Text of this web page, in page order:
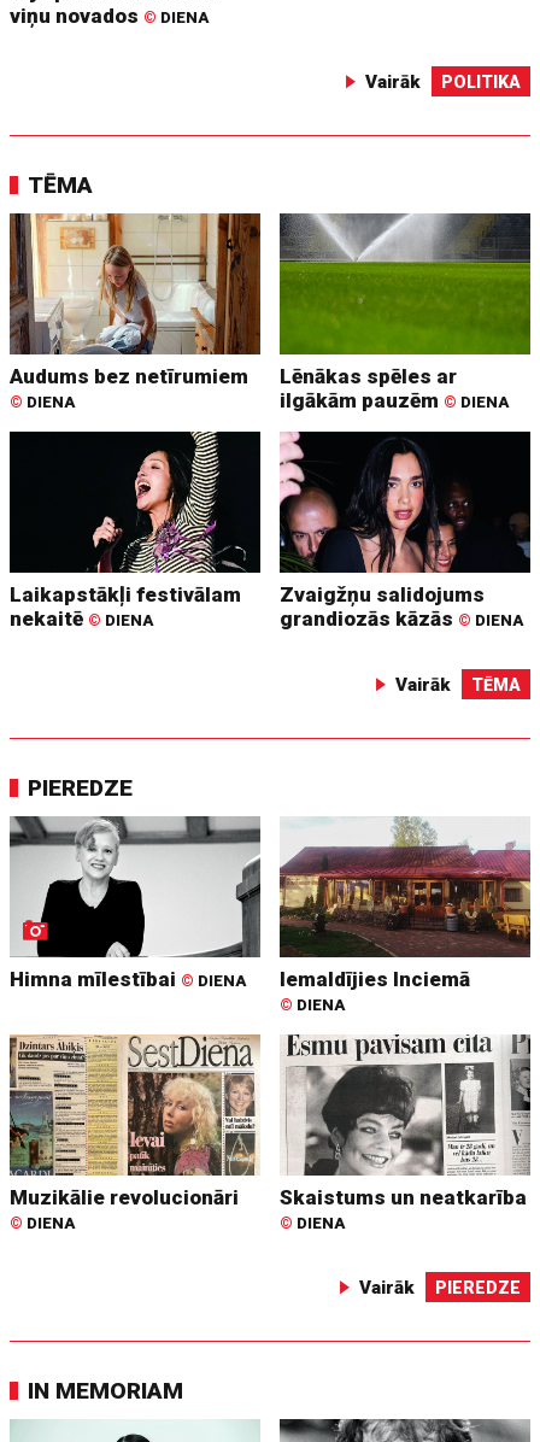
viņu novados © DIENA
Vairāk POLITIKA
TĒMA
Audums bez netīrumiem
© DIENA
Lēnākas spēles ar
ilgākām pauzēm © DIENA
Laikapstākļi festivālam
nekaitē © DIENA
Zvaigžņu salidojums
grandiozās kāzās © DIENA
Vairāk TĒMA
PIEREDZE
Himna mīlestībai © DIENA Iemaldījies Inciemā
© DIENA
Muzikālie revolucionāri
© DIENA
Skaistums un neatkarība
© DIENA
Vairāk PIEREDZE
IN MEMORIAM